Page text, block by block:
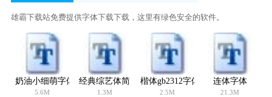
雄霸下载站免费提供字体下载下载，这里有绿色安全的软件。
奶油小细萌字体
5.6M
经典综艺体简
1.3M
楷体gb2312字体
2.5M
连体字体
21.3M